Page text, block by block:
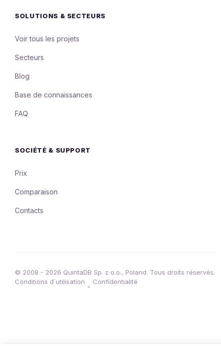
SOLUTIONS & SECTEURS
Voir tous les projets
Secteurs
Blog
Base de connaissances
FAQ
SOCIÉTÉ & SUPPORT
Prix
Comparaison
Contacts
© 2008 - 2026 QuintaDB Sp. z o.o., Poland. Tous droits réservés.
Conditions d`utilisation
•
Confidentialité